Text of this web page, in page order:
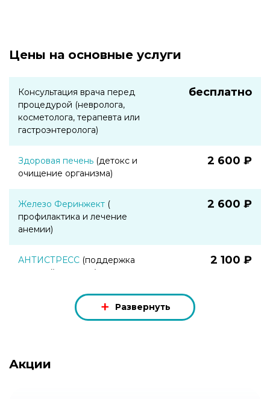
Цены на основные услуги
Консультация врача перед
процедурой (невролога,
косметолога, терапевта или
гастроэнтеролога)
бесплатно
Здоровая печень (детокс и
очищение организма)
2 600 ₽
Железо Феринжект (
профилактика и лечение
анемии)
2 600 ₽
АНТИСТРЕСС (поддержка
нервной системы)
2 100 ₽
(красота изнутри)
Развернуть
Акции